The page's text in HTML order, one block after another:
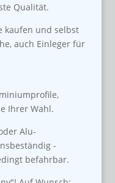
Qualität.
kaufen und selbst
auch Einleger für
Ihrer Wahl.
Alu-
-
befahrbar.